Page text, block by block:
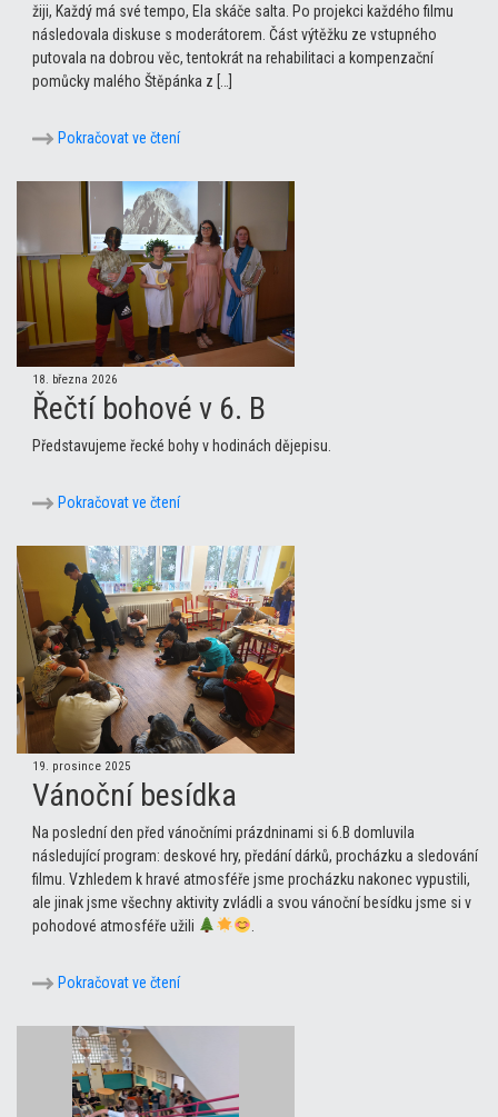
žiji, Každý má své tempo, Ela skáče salta. Po projekci každého filmu
následovala diskuse s moderátorem. Část výtěžku ze vstupného
putovala na dobrou věc, tentokrát na rehabilitaci a kompenzační
pomůcky malého Štěpánka z […]
Pokračovat ve čtení
18. března 2026
Řečtí bohové v 6. B
Představujeme řecké bohy v hodinách dějepisu.
Pokračovat ve čtení
19. prosince 2025
Vánoční besídka
Na poslední den před vánočními prázdninami si 6.B domluvila
následující program: deskové hry, předání dárků, procházku a sledování
filmu. Vzhledem k hravé atmosféře jsme procházku nakonec vypustili,
ale jinak jsme všechny aktivity zvládli a svou vánoční besídku jsme si v
pohodové atmosféře užili
Pokračovat ve čtení